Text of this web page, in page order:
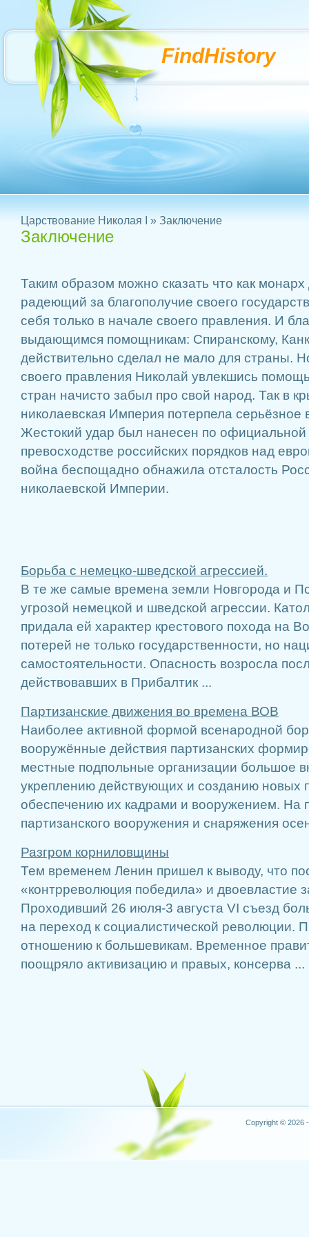
FindHistory
Царствование Николая I » Заключение
Заключение
Таким образом можно сказать что как монарх
радеющий за благополучие своего
себя только в начале своего правления. И
выдающимся помощникам: Спиранскому,
действительно сделал не мало для страны.
своего правления Николай увлекшись
стран начисто забыл про свой народ. Так в
николаевская Империя потерпела
Жестокий удар был нанесен по официальной
превосходстве российских порядков над
война беспощадно обнажила отсталость
николаевской Империи.
Борьба с немецко-шведской агрессией.
В те же самые времена земли Новгорода и
угрозой немецкой и шведской агрессии.
придала ей характер крестового похода на
потерей не только государственности, но
самостоятельности. Опасность возросла
действовавших в Прибалтик ...
Партизанские движения во времена ВОВ
Наиболее активной формой всенародной
вооружённые действия партизанских
мест­ные подпольные организации большое
укреплению действующих и созданию новых
обеспечению их кадрами и вооружением. На
партизанского вооружения и снаряжения
Разгром корниловщины
Тем временем Ленин пришел к выводу, что
«контрреволюция победила» и двоевластие
Проходивший 26 июля-3 августа VI съезд
на переход к социалистической революции.
отношению к большевикам. Временное
поощряло активизацию и правых, консерва ...
Copyright © 2026